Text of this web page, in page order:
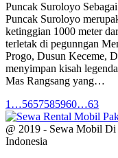
Puncak Suroloyo
Puncak Suroloyo
ketinggian 1000 meter
terletak di pegunngan
Progo, Dusun Keceme,
menyimpan kisah
Mas Rangsang yang…
1 …5657585960…63
@ 2019 - Sewa Mobil
Indonesia